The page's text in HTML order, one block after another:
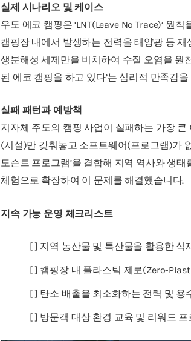
실제 시나리오 및 케이스
우도 에코 캠핑은 ‘LNT(Leave No Trace)’ 원
캠핑장 내에서 발생하는 전력을 태양광 등
생분해성 세제만을 비치하여 수질 오염을 원
된 에코 캠핑을 하고 있다’는 심리적 만족감
실패 패턴과 예방책
지자체 주도의 캠핑 사업이 실패하는 가장 큰
(시설)만 갖춰놓고 소프트웨어(프로그램)가
도슨트 프로그램’을 결합해 지역 역사와 생
체험으로 확장하여 이 문제를 해결했습니다.
지속 가능 운영 체크리스트
[ ] 지역 농산물 및 특산물을 활용한 식
[ ] 캠핑장 내 플라스틱 제로(Zero-
[ ] 탄소 배출을 최소화하는 전력 및 용
[ ] 방문객 대상 환경 교육 및 리워드